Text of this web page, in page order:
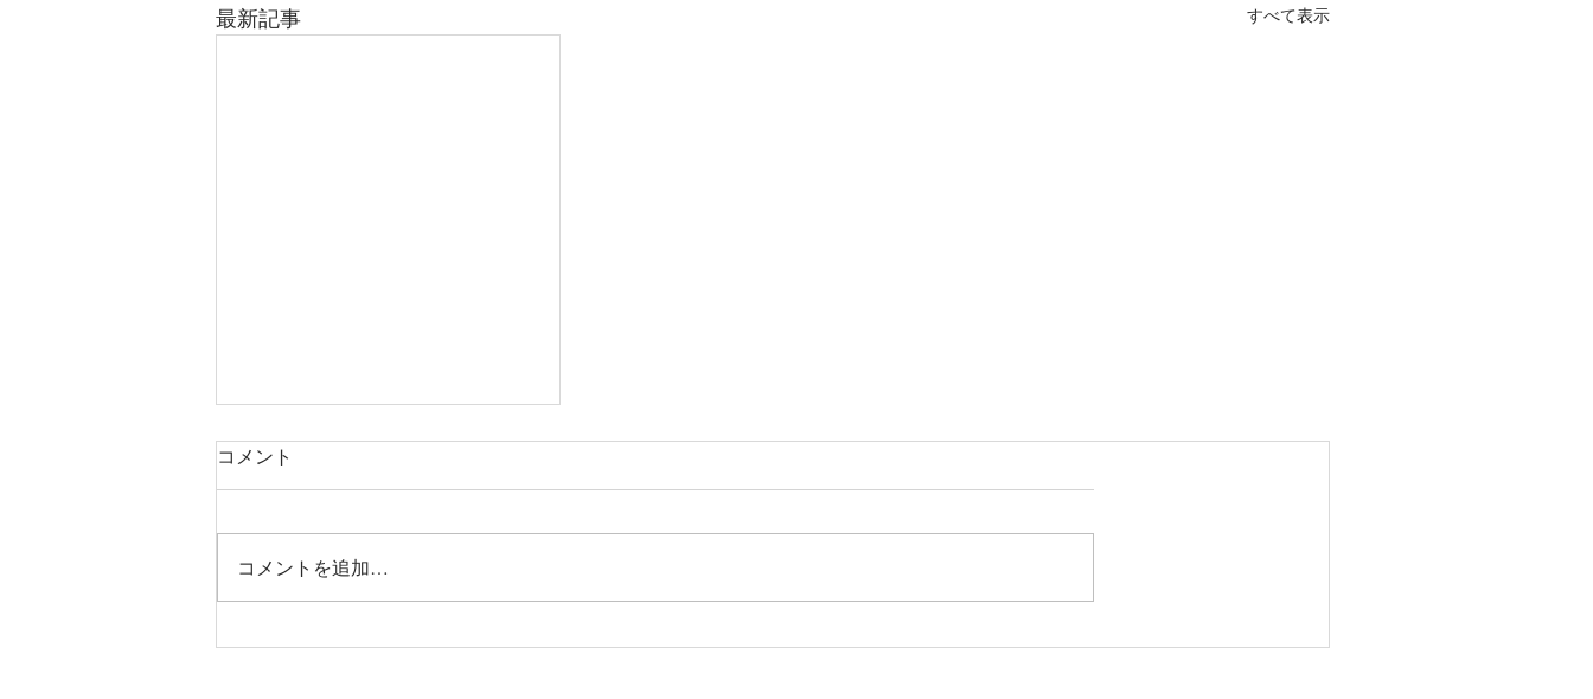
最新記事 すべて表示
7月28日茨城公演決定！
コメント
コメントを追加…